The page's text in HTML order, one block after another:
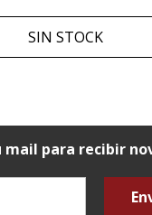
SIN STOCK
mail para recibir